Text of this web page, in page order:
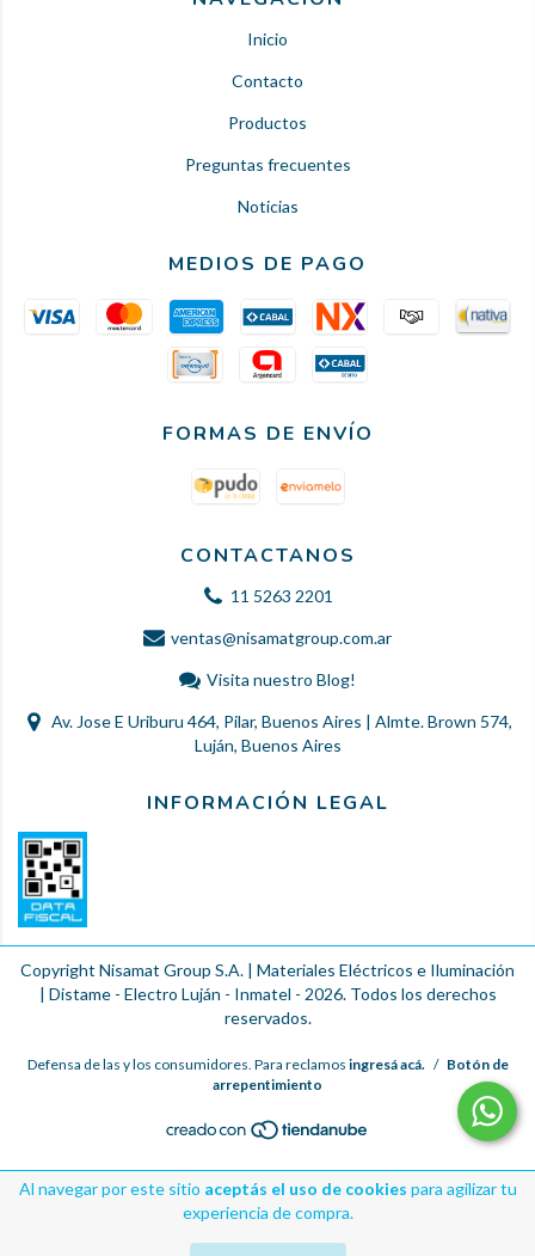
Al navegar por este sitio aceptás el uso de cookies para agilizar tu
experiencia de compra.
Inicio
Contacto
Productos
Preguntas frecuentes
Noticias
MEDIOS DE PAGO
FORMAS DE ENVÍO
CONTACTANOS
11 5263 2201
ventas@nisamatgroup.com.ar
Visita nuestro Blog!
Av. Jose E Uriburu 464, Pilar, Buenos Aires | Almte. Brown 574,
Luján, Buenos Aires
INFORMACIÓN LEGAL
Copyright Nisamat Group S.A. | Materiales Eléctricos e Iluminación
| Distame - Electro Luján - Inmatel - 2026. Todos los derechos
reservados.
Defensa de las y los consumidores. Para reclamos ingresá acá. / Botón de
arrepentimiento